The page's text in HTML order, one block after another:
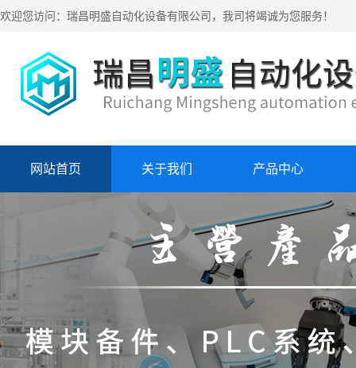
欢迎您访问：瑞昌明盛自动化设备有限公司，我司将竭诚为您服务！
网站首页 关于我们 产品中心